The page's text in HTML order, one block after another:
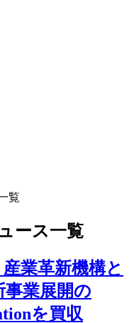
覧
ース一覧
業革新機構と
事業展開の
を買収